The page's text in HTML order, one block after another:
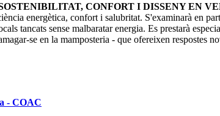
CONFORT I DISSENY EN
energètica, confort i salubritat. S'examinarà en
tancats sense malbaratar energia. Es prestarà
se en la mamposteria - que ofereixen respostes
- COAC